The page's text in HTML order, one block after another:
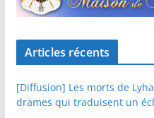
Articles récents
[Diffusion] Les morts de
drames qui traduisent un